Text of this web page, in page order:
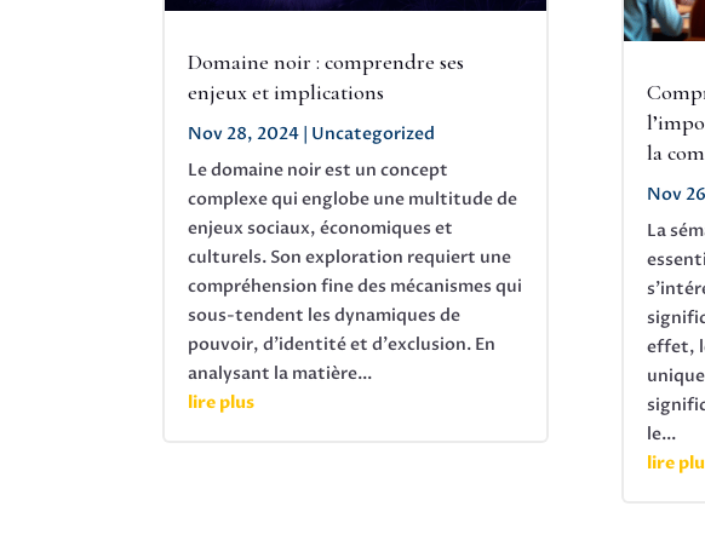
Domaine noir : comprendre ses
enjeux et implications
Nov 28, 2024 | Uncategorized
Le domaine noir est un concept
complexe qui englobe une multitude de
enjeux sociaux, économiques et
culturels. Son exploration requiert une
compréhension fine des mécanismes qui
sous-tendent les dynamiques de
pouvoir, d'identité et d'exclusion. En
analysant la matière...
lire plus
la
Nov
La
effet,
le...
lire